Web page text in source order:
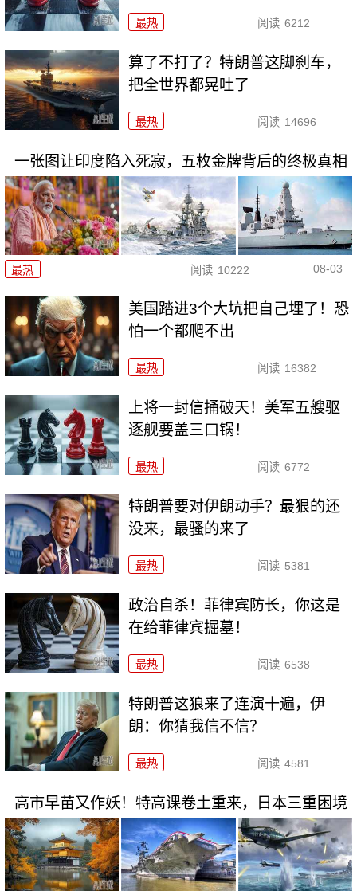
最热 阅读 6212
算了不打了？特朗普这脚刹车，
把全世界都晃吐了
最热 阅读 14696
一张图让印度陷入死寂，五枚金牌背后的终极真相
最热 阅读 10222 08-03
美国踏进3个大坑把自己埋了！恐
怕一个都爬不出
最热 阅读 16382
上将一封信捅破天！美军五艘驱
逐舰要盖三口锅！
最热 阅读 6772
特朗普要对伊朗动手？最狠的还
没来，最骚的来了
最热 阅读 5381
政治自杀！菲律宾防长，你这是
在给菲律宾掘墓！
最热 阅读 6538
特朗普这狼来了连演十遍，伊
朗：你猜我信不信？
最热 阅读 4581
高市早苗又作妖！特高课卷土重来，日本三重困境